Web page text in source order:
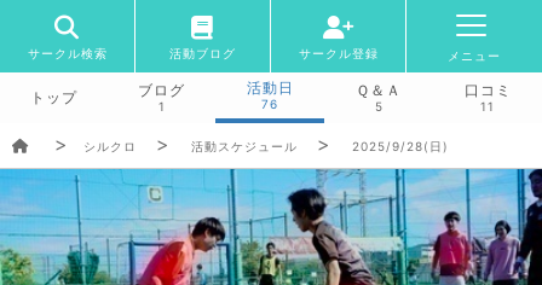
サークル検索 活動ブログ サークル登録 メニュー
トップ ブログ
1
活動日
76
Ｑ＆Ａ
5
口コミ
11
シルクロ 活動スケジュール 2025/9/28(日)